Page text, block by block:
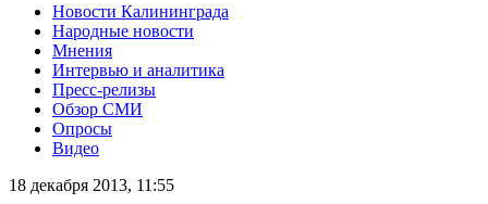
Новости Калининграда
Народные новости
Мнения
Интервью и аналитика
Пресс-релизы
Обзор СМИ
Опросы
Видео
18 декабря 2013, 11:55